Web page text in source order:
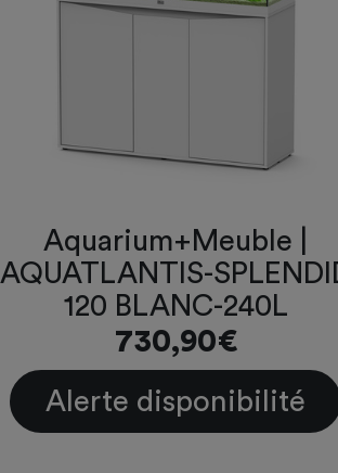
Aquarium+Meuble |
AQUATLANTIS-
120 BLANC-240L
730,90€
Alerte disponibilité